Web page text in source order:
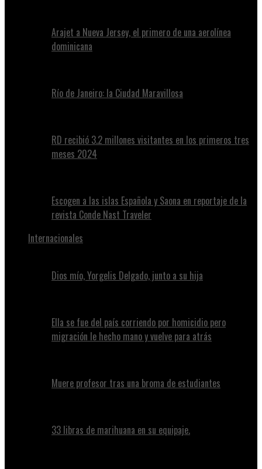
Arajet a Nueva Jersey, el primero de una aerolínea
dominicana
Río de Janeiro: la Ciudad Maravillosa
RD recibió 3.2 millones visitantes en los primeros tres
meses 2024
Escogen a las islas Española y Saona en reportaje de la
revista Conde Nast Traveler
Internacionales
Dios mío, Yorgelis Delgado, junto a su hija
Ella se fue del país corriendo por homicidio pero
migración le hecho mano y vuelve para atrás
Muere profesor tras una broma de estudiantes
33 libras de marihuana en su equipaje.